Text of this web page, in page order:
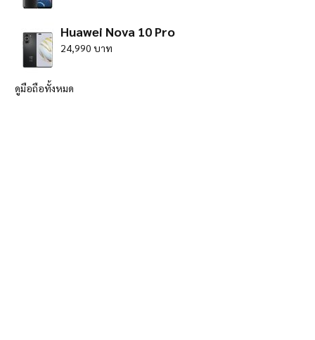
Huawei Nova 10 Pro
24,990 บาท
ดูมือถือทั้งหมด